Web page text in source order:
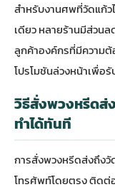
สำหรับงานศพที่วัดแก้
เดียว หลายร้านมีส่วน
ลูกค้าองค์กรที่มีความต้
โปรโมชันล่วงหน้าเพื่อ
วิธีสั่งพวงหรีดส่
ทำได้ทันที
การสั่งพวงหรีดส่งถึงวั
โทรศัพท์โดยตรง ติดต่